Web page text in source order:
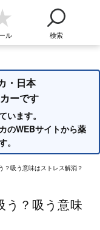
ル 検索
・日本
ーです
います。
のWEBサイトから薬
。
？吸う意味はストレス解消？
う？吸う意味